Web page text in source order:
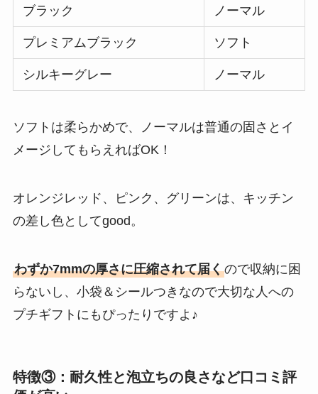
ブラック ノーマル
プレミアムブラック ソフト
シルキーグレー ノーマル
ソフトは柔らかめで、ノーマルは普通の固さとイ
メージしてもらえればOK！
オレンジレッド、ピンク、グリーンは、キッチン
の差し色としてgood。
わずか7mmの厚さに圧縮されて届くので収納に困
らないし、小袋＆シールつきなので大切な人への
プチギフトにもぴったりですよ♪
特徴③：耐久性と泡立ちの良さなど口コミ評